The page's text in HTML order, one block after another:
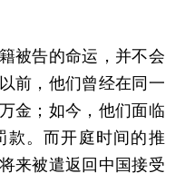
告的命运，并不会
前，他们曾经在同一
金；如今，他们面临
款。而开庭时间的推
来被遣返回中国接受